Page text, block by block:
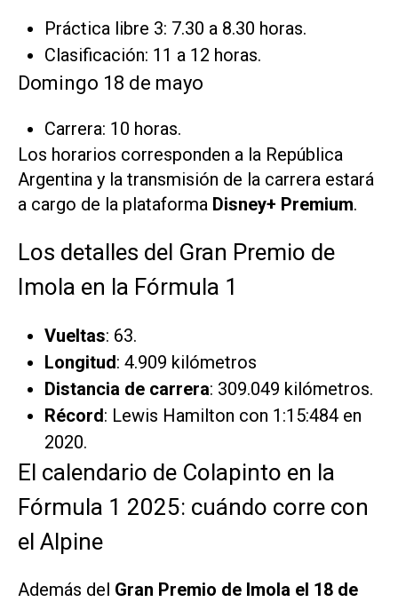
Práctica libre 3: 7.30 a 8.30 horas.
Clasificación: 11 a 12 horas.
Domingo 18 de mayo
Carrera: 10 horas.
Los horarios corresponden a la República
Argentina y la transmisión de la carrera estará
a cargo de la plataforma Disney+ Premium.
Los detalles del Gran Premio de
Imola en la Fórmula 1
Vueltas: 63.
Longitud: 4.909 kilómetros
Distancia de carrera: 309.049 kilómetros.
Récord: Lewis Hamilton con 1:15:484 en
2020.
El calendario de Colapinto en la
Fórmula 1 2025: cuándo corre con
el Alpine
Además del Gran Premio de Imola el 18 de